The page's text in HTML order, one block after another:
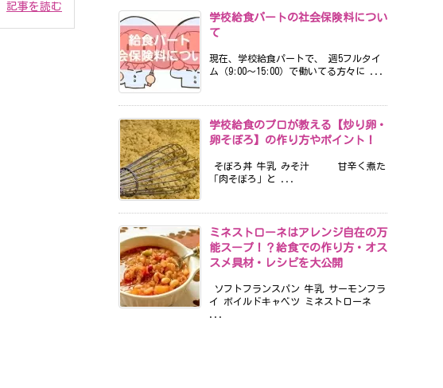
記事を読む
学校給食パートの社会保険料につい
て
現在、学校給食パートで、 週5フルタイ
ム（9:00〜15:00）で働いてる方々に ...
学校給食のプロが教える【炒り卵・
卵そぼろ】の作り方やポイント！
そぼろ丼 牛乳 みそ汁 甘辛く煮た
「肉そぼろ」と ...
ミネストローネはアレンジ自在の万
能スープ！？給食での作り方・オス
スメ具材・レシピを大公開
ソフトフランスパン 牛乳 サーモンフラ
イ ボイルドキャベツ ミネストローネ